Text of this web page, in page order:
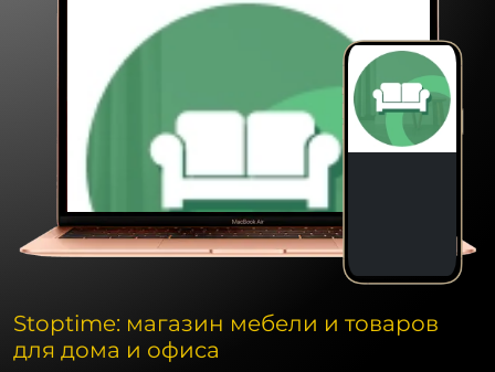
Stoptime: магазин мебели и товаров
для дома и офиса